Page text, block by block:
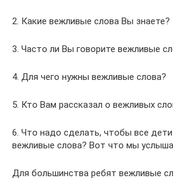
2. Какие вежливые слова Вы знаете?
3. Часто ли Вы говорите вежливые
4. Для чего нужны вежливые слова?
5. Кто Вам рассказал о вежливых
6. Что надо сделать, чтобы все дети
вежливые слова? Вот что мы
Для большинства ребят вежливые